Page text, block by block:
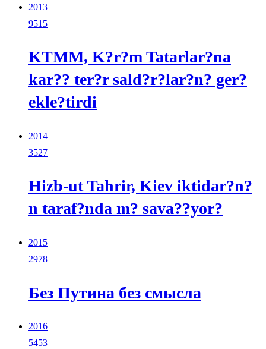
2013
9515
KTMM, K?r?m Tatarlar?na
kar?? ter?r sald?r?lar?n? ger?
ekle?tirdi
2014
3527
Hizb-ut Tahrir, Kiev iktidar?n?
n taraf?nda m? sava??yor?
2015
2978
Без Путина без смысла
2016
5453